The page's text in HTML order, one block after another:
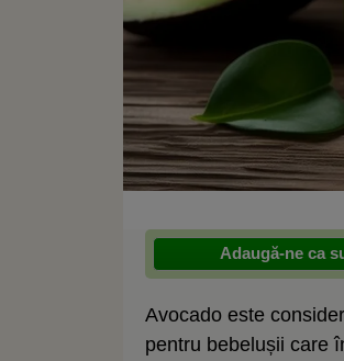
Adaugă-ne ca
Avocado este
pentru bebelușii care